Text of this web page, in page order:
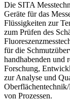
Die SITA
Geräte für das
Flüssigkeiten zur
zum Prüfen des
für die
handhabenden und
Forschung,
zur Analyse und
von Prozessen.